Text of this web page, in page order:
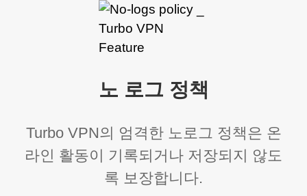
노 로그 정책
Turbo VPN의 엄격한 노로그 정책은 온
라인 활동이 기록되거나 저장되지 않도
록 보장합니다.